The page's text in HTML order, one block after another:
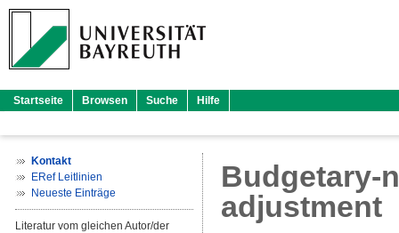
Startseite Browsen Suche Hilfe
Kontakt
ERef Leitlinien
Neueste Einträge
Literatur vom gleichen Autor/der
Budgetary-
adjustment